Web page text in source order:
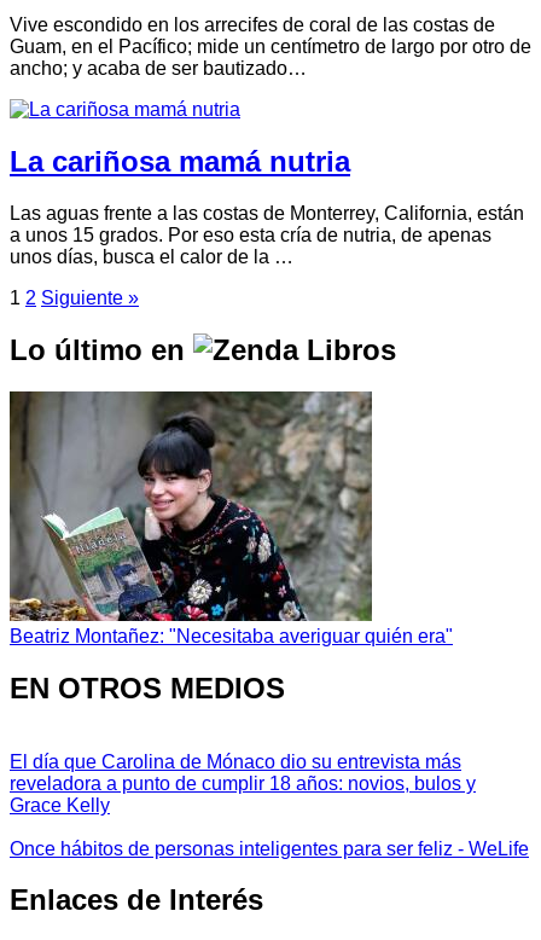
Vive escondido en los arrecifes de coral de las costas de
Guam, en el Pacífico; mide un centímetro de largo por otro de
ancho; y acaba de ser bautizado…
La cariñosa mamá nutria
Las aguas frente a las costas de Monterrey, California, están
a unos 15 grados. Por eso esta cría de nutria, de apenas
unos días, busca el calor de la …
1 2 Siguiente »
Lo último en
Beatriz Montañez: "Necesitaba averiguar quién era"
EN OTROS MEDIOS
El día que Carolina de Mónaco dio su entrevista más
reveladora a punto de cumplir 18 años: novios, bulos y
Grace Kelly
Once hábitos de personas inteligentes para ser feliz - WeLife
Enlaces de Interés